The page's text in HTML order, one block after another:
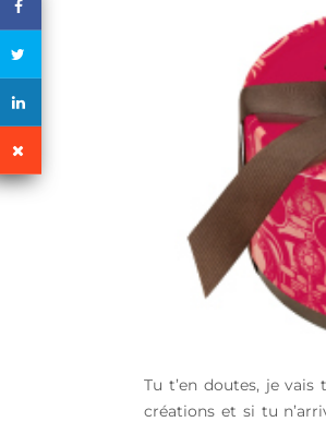
Tu t’en doutes, je
créations et si tu